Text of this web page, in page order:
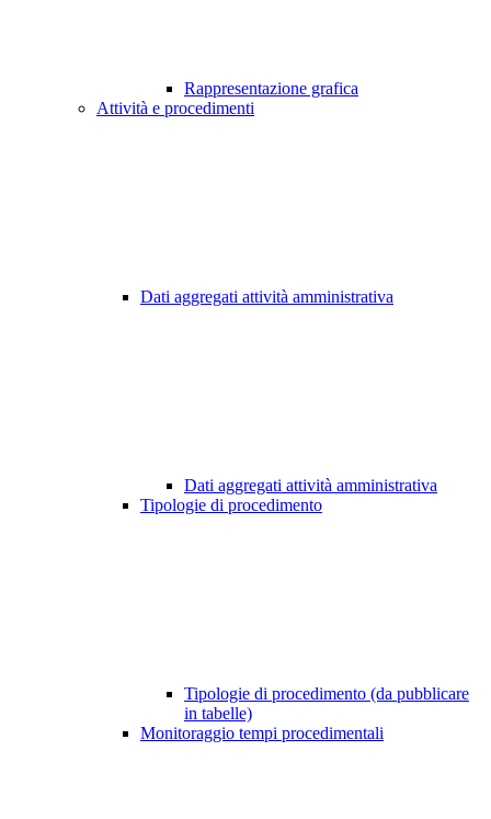
Rappresentazione grafica
Attività e procedimenti
Dati aggregati attività amministrativa
Dati aggregati attività amministrativa
Tipologie di procedimento
Tipologie di procedimento (da pubblicare
in tabelle)
Monitoraggio tempi procedimentali